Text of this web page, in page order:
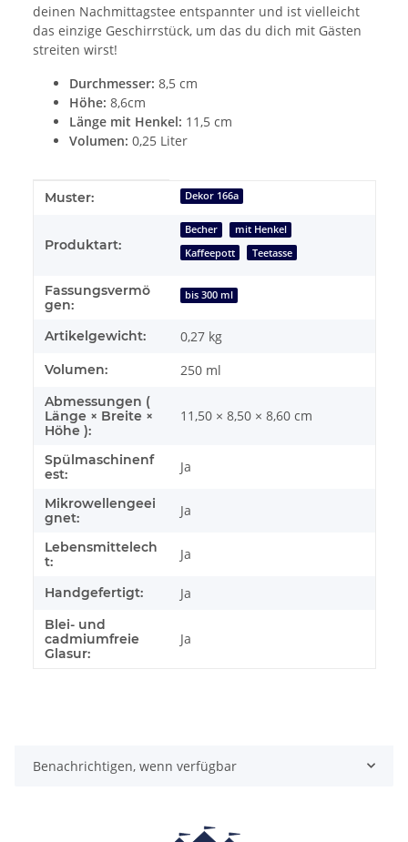
deinen Nachmittagstee entspannter und ist vielleicht
das einzige Geschirrstück, um das du dich mit Gästen
streiten wirst!
Durchmesser: 8,5 cm
Höhe: 8,6cm
Länge mit Henkel: 11,5 cm
Volumen: 0,25 Liter
Produkteigenschaft
Wert
Muster: Dekor 166a
Produktart:
Becher
mit Henkel
Kaffeepott
Teetasse
Fassungsvermö
gen:
bis 300 ml
Artikelgewicht: 0,27 kg
Volumen: 250 ml
Abmessungen (
Länge × Breite ×
Höhe ):
11,50 × 8,50 × 8,60 cm
Spülmaschinenf
est:
Ja
Mikrowellengeei
gnet:
Ja
Lebensmittelech
t:
Ja
Handgefertigt: Ja
Blei- und
cadmiumfreie
Glasur:
Ja
Benachrichtigen, wenn verfügbar